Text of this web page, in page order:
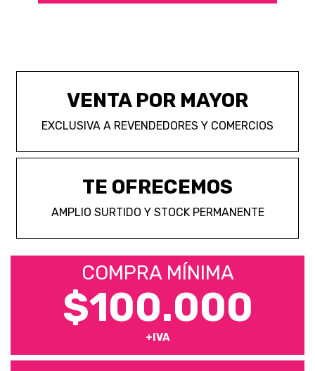
VENTA POR MAYOR
EXCLUSIVA A REVENDEDORES Y COMERCIOS
TE OFRECEMOS
AMPLIO SURTIDO Y STOCK PERMANENTE
COMPRA MÍNIMA
$100.000
+IVA